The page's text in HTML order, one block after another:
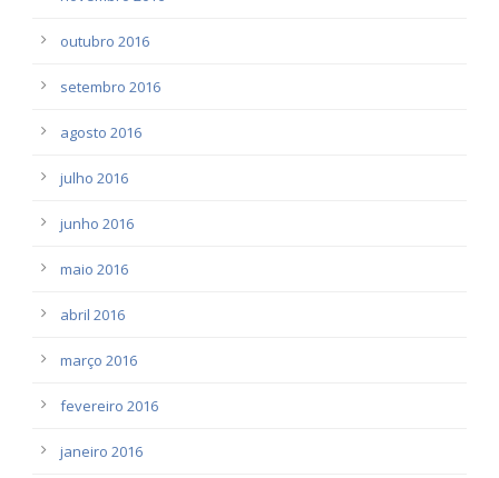
outubro 2016
setembro 2016
agosto 2016
julho 2016
junho 2016
maio 2016
abril 2016
março 2016
fevereiro 2016
janeiro 2016